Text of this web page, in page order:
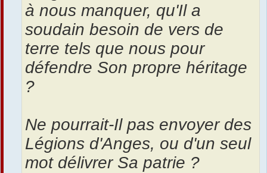
à nous manquer, qu'Il a
soudain besoin de vers de
terre tels que nous pour
défendre Son propre héritage
?
Ne pourrait-Il pas envoyer des
Légions d'Anges, ou d'un seul
mot délivrer Sa patrie ?